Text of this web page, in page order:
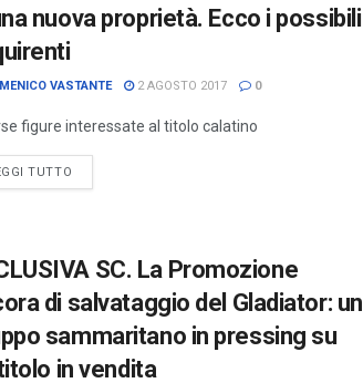
nuova proprietà. Ecco i possibili
VASTANTE 2 AGOSTO 2017 0
figure interessate al titolo calatino
TUTTO
SC. La Promozione
di salvataggio del Gladiator: un
sammaritano in pressing su
in vendita